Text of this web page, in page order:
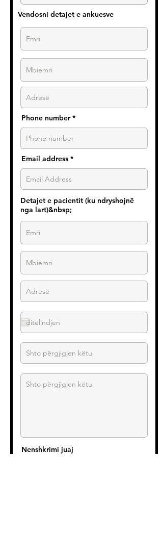
Vendosni detajet e ankuesve
Phone number
Email address
Detajet e pacientit (ku ndryshojnë
nga lart)&nbsp;
Nenshkrimi juaj